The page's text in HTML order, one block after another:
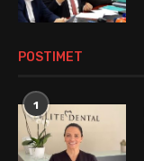
POSTIMET
1